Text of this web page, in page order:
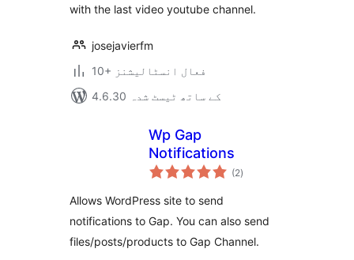
with the last video youtube channel.
josejavierfm
10+ فعال انسٹالیشنز
4.6.30 کے ساتھ ٹیسٹ شدہ
Wp Gap
Notifications
(2مجموعی
درجہ
)
Allows WordPress site to send
notifications to Gap. You can also send
files/posts/products to Gap Channel.